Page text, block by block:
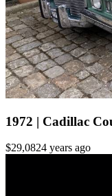
1972 | Cadillac
$29,0824 years ago